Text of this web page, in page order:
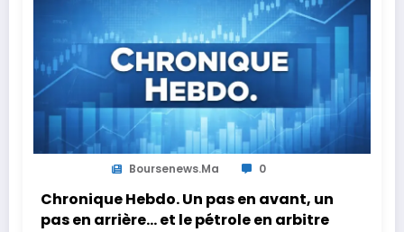
Boursenews.ma 0
Chronique Hebdo. Un pas en avant, un
pas en arrière… et le pétrole en arbitre